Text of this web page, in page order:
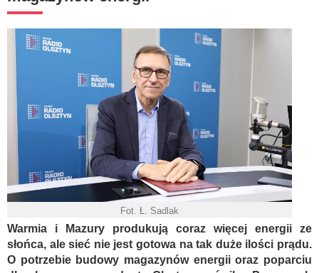
Fot. Ł. Sadlak
Warmia i Mazury produkują coraz więcej energii ze
słońca, ale sieć nie jest gotowa na tak duże ilości prądu.
O potrzebie budowy magazynów energii oraz poparciu